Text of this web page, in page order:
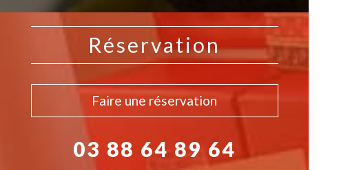
Réservation
Faire une réservation
03 88 64 89 64